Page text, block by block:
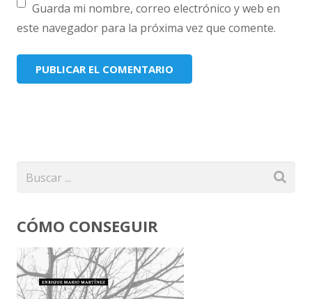
Guarda mi nombre, correo electrónico y web en
este navegador para la próxima vez que comente.
CÓMO CONSEGUIR